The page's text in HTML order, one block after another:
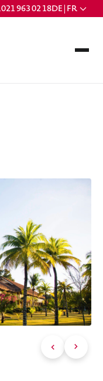
021 963 02 18DE | FR